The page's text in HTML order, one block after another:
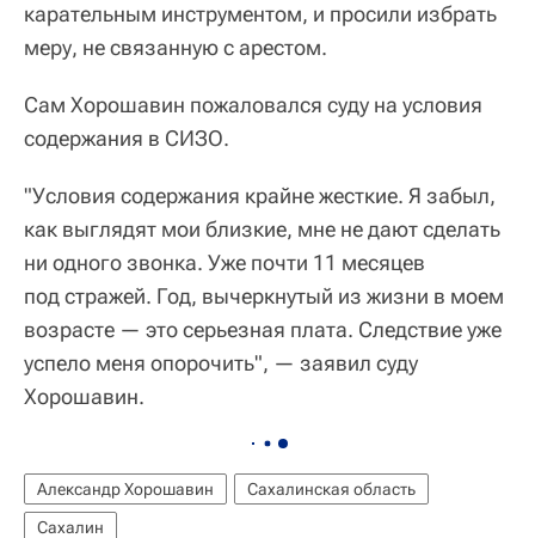
карательным инструментом, и просили избрать
меру, не связанную с арестом.
Сам Хорошавин пожаловался суду на условия
содержания в СИЗО.
"Условия содержания крайне жесткие. Я забыл,
как выглядят мои близкие, мне не дают сделать
ни одного звонка. Уже почти 11 месяцев
под стражей. Год, вычеркнутый из жизни в моем
возрасте — это серьезная плата. Следствие уже
успело меня опорочить", — заявил суду
Хорошавин.
Александр Хорошавин
Сахалинская область
Сахалин